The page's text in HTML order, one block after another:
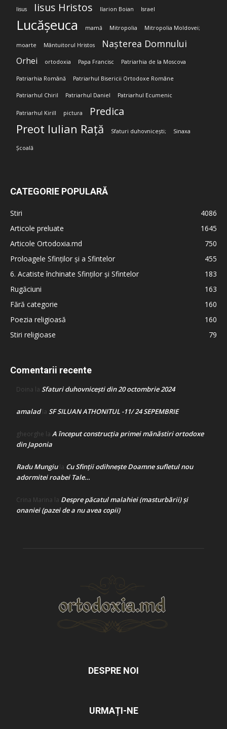
Iisus Iisus Hristos Ilarion Boian Israel
Lucășeuca mamă Mitropolia Mitropolia Moldovei;
moarte Mântuitorul Hristos Nașterea Domnului
Orhei ortodoxia Papa Francisc Patriarhia de la Moscova
Patriarhia Română Patriarhul Bisericii Ortodoxe Române
Patriarhul Chiril Patriarhul Daniel Patriarhul Ecumenic
Patriarhul Kirill pictura Predica
Preot Iulian Rață Sfaturi duhovnicești; Sinaxa
Școală
CATEGORIE POPULARĂ
Stiri
4086
Articole preluate
1645
Articole Ortodoxia.md
750
Proloagele Sfinților și a Sfintelor
455
6. Acatiste închinate Sfinților și Sfintelor
183
Rugăciuni
163
Fără categorie
160
Poezia religioasă
160
Stiri religioase
79
Comentarii recente
Doina la Sfaturi duhovnicești din 20 octombrie 2024
amaladla SF SILUAN ATHONITUL -11/ 24 SEPEMBRIE
gheorghe la A început construcţia primei mănăstiri ortodoxe
din Japonia
Radu Mungiula Cu Sfinții odihnește Doamne sufletul nou
adormitei roabei Tale…
Crina Marina la Despre păcatul malahiei (masturbării) şi
onaniei (pazei de a nu avea copii)
DESPRE NOI
URMAȚI-NE